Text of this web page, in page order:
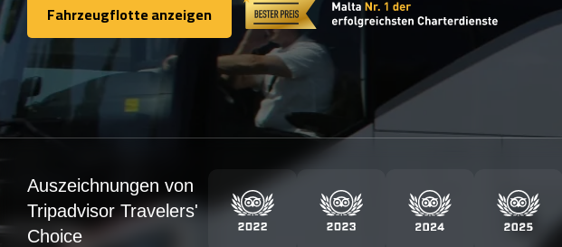
Fahrzeugflotte anzeigen
Fahrzeugflotte anzeigen
Auszeichnungen von
Tripadvisor Travelers'
Choice